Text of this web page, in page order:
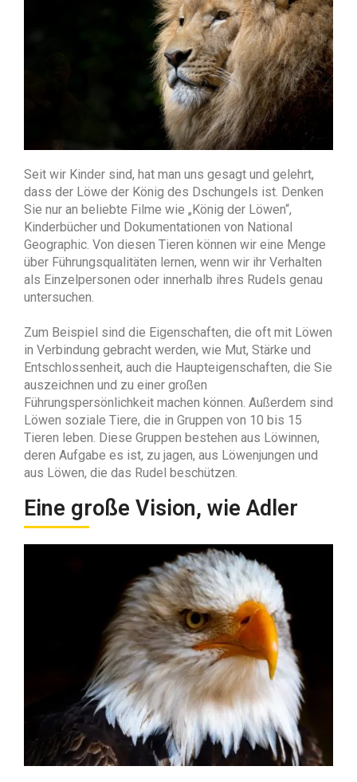
Seit wir Kinder sind, hat man uns gesagt und gelehrt,
dass der Löwe der König des Dschungels ist. Denken
Sie nur an beliebte Filme wie „König der Löwen“,
Kinderbücher und Dokumentationen von National
Geographic. Von diesen Tieren können wir eine Menge
über Führungsqualitäten lernen, wenn wir ihr Verhalten
als Einzelpersonen oder innerhalb ihres Rudels genau
untersuchen.
Zum Beispiel sind die Eigenschaften, die oft mit Löwen
in Verbindung gebracht werden, wie Mut, Stärke und
Entschlossenheit, auch die Haupteigenschaften, die Sie
auszeichnen und zu einer großen
Führungspersönlichkeit machen können. Außerdem sind
Löwen soziale Tiere, die in Gruppen von 10 bis 15
Tieren leben. Diese Gruppen bestehen aus Löwinnen,
deren Aufgabe es ist, zu jagen, aus Löwenjungen und
aus Löwen, die das Rudel beschützen.
Eine große Vision, wie Adler